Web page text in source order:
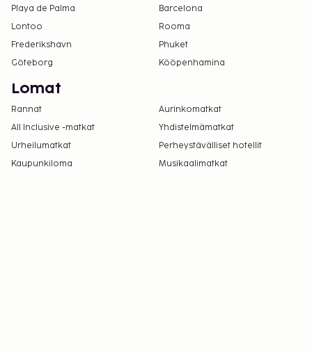
Playa de Palma
Barcelona
Lontoo
Rooma
Frederikshavn
Phuket
Göteborg
Kööpenhamina
Lomat
Rannat
Aurinkomatkat
All Inclusive -matkat
Yhdistelmämatkat
Urheilumatkat
Perheystävälliset hotellit
Kaupunkiloma
Musikaalimatkat